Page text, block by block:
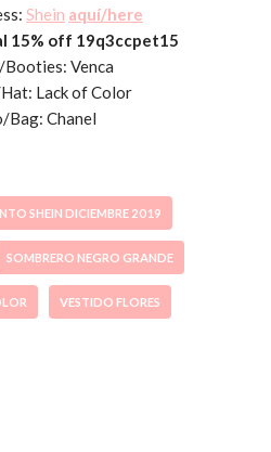
Shein aquí/here
15% off 19q3ccpet15
Venca
Lack of Color
Bag: Chanel
SHEIN DICIEMBRE 2019
SOMBRERO NEGRO GRANDE
VESTIDO FLORES